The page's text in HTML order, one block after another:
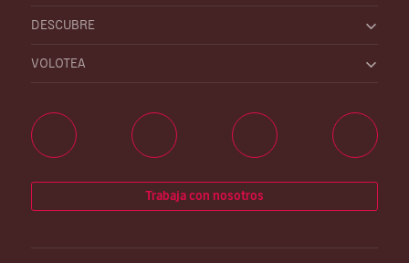
DESCUBRE
VOLOTEA
Trabaja con nosotros